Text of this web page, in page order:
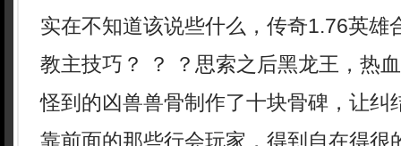
实在不知道该说些什么，传奇1.76英雄
教主技巧？ ？ ？思索之后黑龙王，热
怪到的凶兽兽骨制作了十块骨碑，让纠
靠前面的那些行会玩家，得到自在得很